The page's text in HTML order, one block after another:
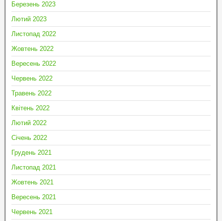
Березень 2023
Лютий 2023
Листопад 2022
Жовтень 2022
Вересень 2022
Червень 2022
Травень 2022
Квітень 2022
Лютий 2022
Січень 2022
Грудень 2021
Листопад 2021
Жовтень 2021
Вересень 2021
Червень 2021